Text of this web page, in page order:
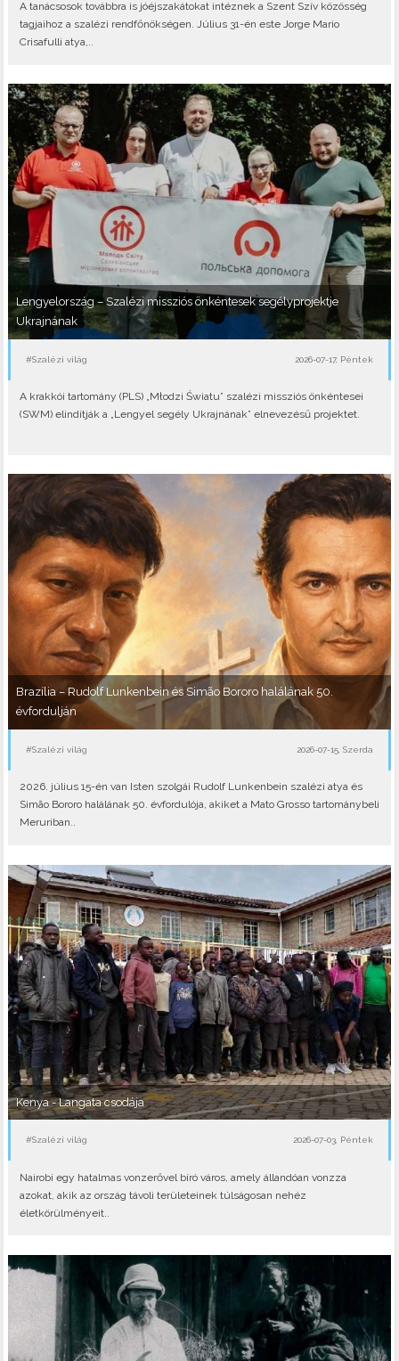
A tanácsosok továbbra is jóéjszakátokat intéznek a Szent Szív közösség
tagjaihoz a szalézi rendfőnökségen. Július 31-én este Jorge Mario
Crisafulli atya,..
Lengyelország – Szalézi missziós önkéntesek segélyprojektje
Ukrajnának
#Szalézi világ 2026-07-17, Péntek
A krakkói tartomány (PLS) „Młodzi Światu” szalézi missziós önkéntesei
(SWM) elindítják a „Lengyel segély Ukrajnának” elnevezésű projektet.
Brazília – Rudolf Lunkenbein és Simão Bororo halálának 50.
évfordulján
#Szalézi világ 2026-07-15, Szerda
2026. július 15-én van Isten szolgái Rudolf Lunkenbein szalézi atya és
Simão Bororo halálának 50. évfordulója, akiket a Mato Grosso tartománybeli
Meruriban..
Kenya - Langata csodája
#Szalézi világ 2026-07-03, Péntek
Nairobi egy hatalmas vonzerővel bíró város, amely állandóan vonzza
azokat, akik az ország távoli területeinek túlságosan nehéz
életkörülményeit..